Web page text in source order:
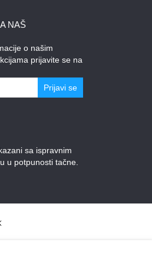
NAŠ
o našim
prijavite se na
Prijavi se
sa ispravnim
u potpunosti tačne.